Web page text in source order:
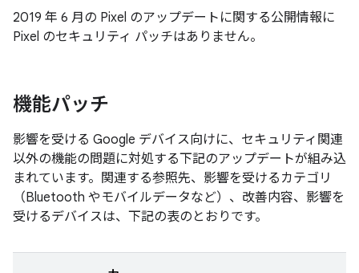
2019 年 6 月の Pixel のアップデートに関する公開情報に
Pixel のセキュリティ パッチはありません。
機能パッチ
影響を受ける Google デバイス向けに、セキュリティ関連
以外の機能の問題に対処する下記のアップデートが組み込
まれています。関連する参照先、影響を受けるカテゴリ
（Bluetooth やモバイルデータなど）、改善内容、影響を
受けるデバイスは、下記の表のとおりです。